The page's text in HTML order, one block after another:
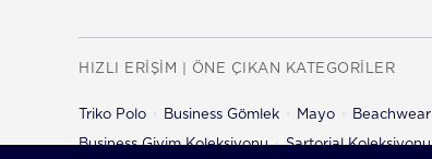
Father &
Loungewear
HIZLI ERİŞİM | ÖNE ÇIKAN KATEGORİLER
Triko Polo Business Gömlek Mayo Beachwear
Business Giyim Koleksiyonu Sartorial Koleksiyonu